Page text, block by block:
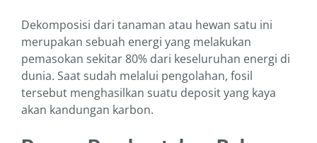
Dekomposisi dari tanaman atau hewan satu ini
merupakan sebuah energi yang melakukan
pemasokan sekitar 80% dari keseluruhan energi di
dunia. Saat sudah melalui pengolahan, fosil
tersebut menghasilkan suatu deposit yang kaya
akan kandungan karbon.